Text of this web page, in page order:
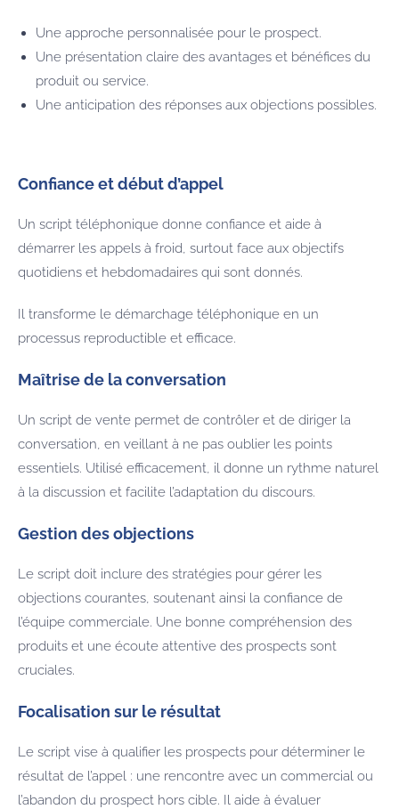
Une approche personnalisée pour le prospect.
Une présentation claire des avantages et bénéfices du
produit ou service.
Une anticipation des réponses aux objections possibles.
Confiance et début d’appel
Un script téléphonique donne confiance et aide à
démarrer les appels à froid, surtout face aux objectifs
quotidiens et hebdomadaires qui sont donnés.
Il transforme le démarchage téléphonique en un
processus reproductible et efficace.
Maîtrise de la conversation
Un script de vente permet de contrôler et de diriger la
conversation, en veillant à ne pas oublier les points
essentiels. Utilisé efficacement, il donne un rythme naturel
à la discussion et facilite l’adaptation du discours.
Gestion des objections
Le script doit inclure des stratégies pour gérer les
objections courantes, soutenant ainsi la confiance de
l’équipe commerciale. Une bonne compréhension des
produits et une écoute attentive des prospects sont
cruciales.
Focalisation sur le résultat
Le script vise à qualifier les prospects pour déterminer le
résultat de l’appel : une rencontre avec un commercial ou
l’abandon du prospect hors cible. Il aide à évaluer